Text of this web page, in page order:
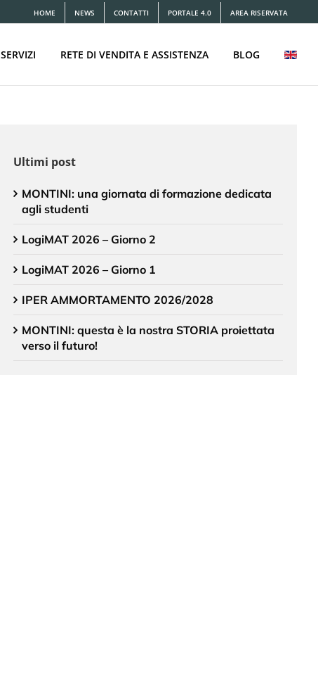
HOME NEWS CONTATTI PORTALE 4.0 AREA RISERVATA
SERVIZI RETE DI VENDITA E ASSISTENZA BLOG
Ultimi post
MONTINI: una giornata di formazione dedicata
agli studenti
LogiMAT 2026 – Giorno 2
LogiMAT 2026 – Giorno 1
IPER AMMORTAMENTO 2026/2028
MONTINI: questa è la nostra STORIA proiettata
verso il futuro!